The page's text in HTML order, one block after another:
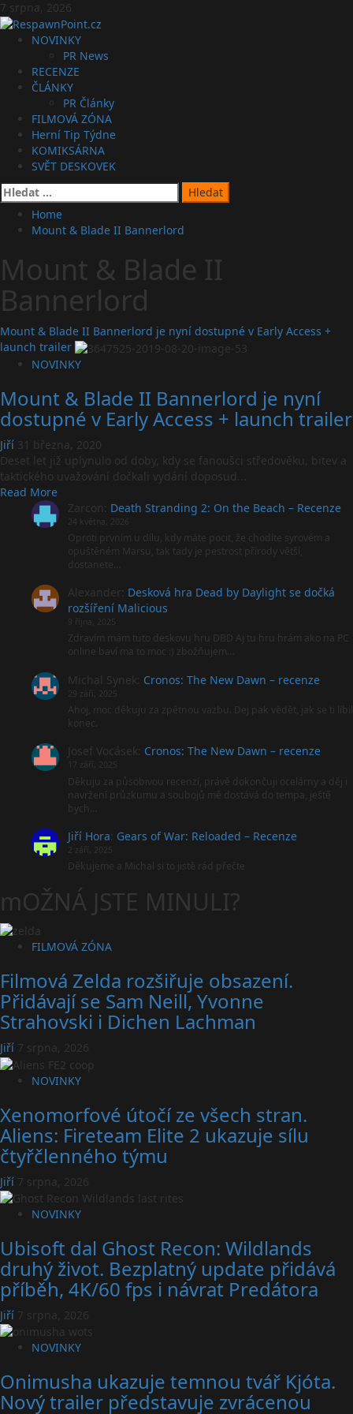
Skip
to
content
7 srpna, 2026
PrimaryNOVINKY
PR News
RECENZE
ČLÁNKY
PR Články
FILMOVÁ ZÓNA
Herní Tip Týdne
KOMIKSÁRNA
SVĚT DESKOVEK
Vyhledávání
Home
Mount & Blade II Bannerlord
Mount & Blade II
Bannerlord
Mount & Blade II Bannerlord je nyní dostupné v Early Access +
launch trailer
NOVINKY
Mount & Blade II Bannerlord je nyní
dostupné v Early Access + launch trailer
Jiří 31 března, 2020
Deset let již uplynulo od doby, kdy se fanoušci středověku, bitev a
taktického uvažování dočkali vydání doposud...
Read MoreRead
more
about
Mount
Blade
Bannerlord
nyní
dostupné
Early
Access
launch
Zarcon Death Stranding 2: On the Beach – Recenze
24 května, 2026
Oproti prvním u dílu, kdy máte pocit, že chodíte syrovém a
opuštěném Marsu, tak tady je pestrost přírody větší,
dostanete…
Alexander Desková hra Dead by Daylight se dočká
rozšíření Malicious
9 října, 2025
Zdravím mám tuto deskovu hru DBD Aj tu hru hrám ako na PC
online baví ma to moc :) zbožňujem…
Michal Synek Cronos: The New Dawn – recenze
29 září, 2025
Ahoj, moc děkuju za zpětnou vazbu. Dej pak vědět, jak se ti líbil
konec.
Josef Vocásek Cronos: The New Dawn – recenze
17 září, 2025
Děkuju za působivou recenzí, právě dokončuji ocelárny a děj i
navržení průzkumu a soubojů mě dostává do tempa, ještě
bych…
Jiří Hora Gears of War: Reloaded – Recenze
2 září, 2025
Děkujeme a Michal si to jistě rád přečte
mOŽNÁ JSTE MINULI?
FILMOVÁ ZÓNA
Filmová Zelda rozšiřuje obsazení.
Přidávají se Sam Neill, Yvonne
Strahovski i Dichen Lachman
Jiří 7 srpna, 2026
NOVINKY
Xenomorfové útočí ze všech stran.
Aliens: Fireteam Elite 2 ukazuje sílu
čtyřčlenného týmu
Jiří 7 srpna, 2026
NOVINKY
Ubisoft dal Ghost Recon: Wildlands
druhý život. Bezplatný update přidává
příběh, 4K/60 fps i návrat Predátora
Jiří 7 srpna, 2026
NOVINKY
Onimusha ukazuje temnou tvář Kjóta.
Nový trailer představuje zvrácenou